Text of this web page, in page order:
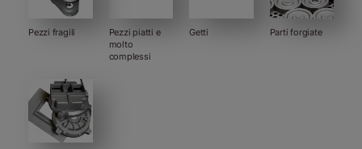
Pezzi fragili
Pezzi piatti e
molto
complessi
Getti Parti forgiate